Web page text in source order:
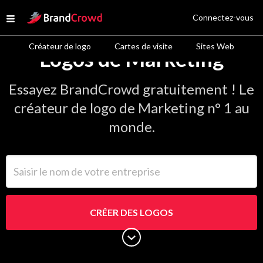
Open menu
Site Logo
Créateur de logo Cartes de visite Sites Web
Connectez-vous
Logos de Marketing
Essayez BrandCrowd gratuitement ! Le
créateur de logo de Marketing n° 1 au
monde.
CRÉER DES LOGOS